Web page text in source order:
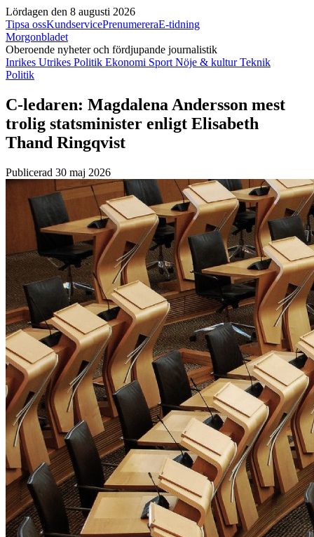
Lördagen den 8 augusti 2026
Tipsa ossKundservicePrenumereraE-tidning
Morgonbladet
Oberoende nyheter och fördjupande journalistik
Inrikes Utrikes Politik Ekonomi Sport Nöje & kulturTeknik
Politik
C-ledaren: Magdalena Andersson mest
trolig statsminister enligt Elisabeth
Thand Ringqvist
Publicerad 30 maj 2026